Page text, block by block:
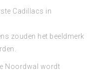
Cadillacs in
zouden het beeldmerk
Noordwal wordt